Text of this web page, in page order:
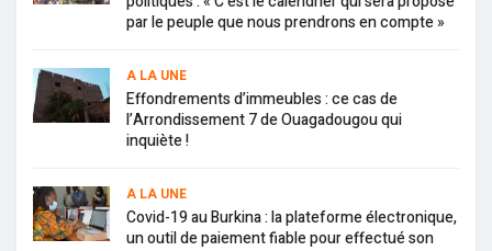
par le peuple que nous prendrons en compte »
A LA UNE
Effondrements d’immeubles : ce cas de
l’Arrondissement 7 de Ouagadougou qui
inquiète !
A LA UNE
Covid-19 au Burkina : la plateforme électronique,
un outil de paiement fiable pour effectué son